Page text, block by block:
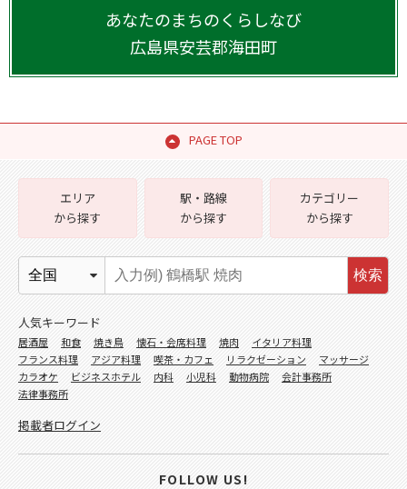
あなたのまちのくらしなび
広島県安芸郡海田町
PAGE TOP
エリア
から探す
駅・路線
から探す
カテゴリー
から探す
検索
人気キーワード
居酒屋 和食 焼き鳥 懐石・会席料理 焼肉
イタリア料理
フランス料理
アジア料理 喫茶・カフェ リラクゼーション
マッサージ
カラオケ
ビジネスホテル 内科 小児科 動物病院
会計事務所
法律事務所
掲載者ログイン
FOLLOW US!